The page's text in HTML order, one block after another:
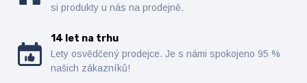
si produkty u nás na prodejně.
14 let na trhu
Lety osvědčený prodejce. Je s námi spokojeno 95 %
našich zákazníků!